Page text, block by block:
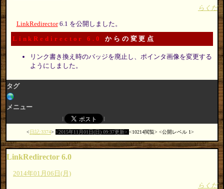
らくだ
LinkRedirector6.1 を公開しました。
LinkRedirector 6.0 からの変更点
リンク書き換え時のバッジを廃止し、ポインタ画像を変更する
ようにしました。
タグ
メニュー
日記:3374 2015年11月01日(日) 09:37更新 10214閲覧 公開レベル 1
LinkRedirector 6.0
2014年01月06日(月)
らくだ